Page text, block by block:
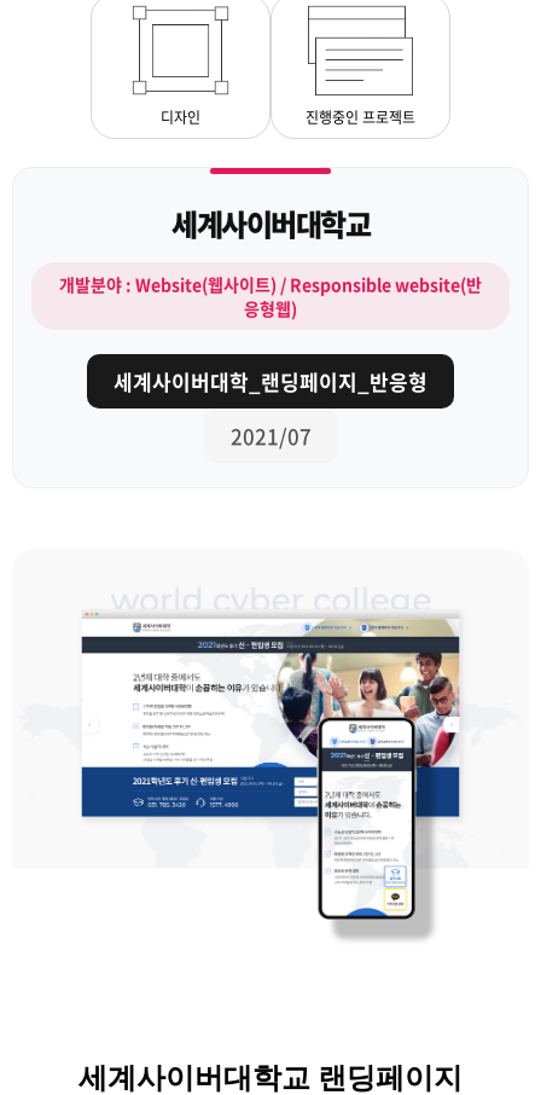
디자인 진행중인 프로젝트
세계사이버대학교
개발분야 : Website(웹사이트) / Responsible website(반
응형웹)
세계사이버대학_랜딩페이지_반응형
2021/07
세계사이버대학교 랜딩페이지